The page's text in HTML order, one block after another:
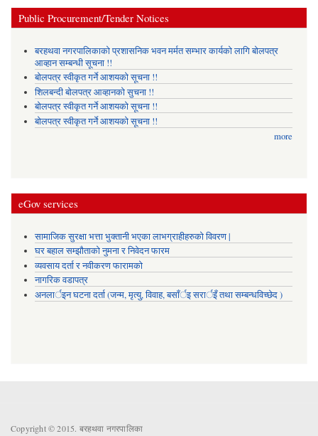
Public Procurement/Tender Notices
बरहथवा नगरपालिकाको प्रशासनिक भवन मर्मत सम्भार कार्यको लागि बोलपत्र
आव्हान सम्बन्धी सूचना !!
बोलपत्र स्वीकृत गर्ने आशयको सूचना !!
शिलबन्दी बोलपत्र आव्हानको सुचना !!
बोलपत्र स्वीकृत गर्ने आशयको सूचना !!
बोलपत्र स्वीकृत गर्ने आशयको सूचना !!
more
eGov services
सामाजिक सुरक्षा भत्ता भुक्तानी भएका लाभग्राहीहरुको विवरण |
घर बहाल सम्झौताको नुमना र निवेदन फारम
व्यवसाय दर्ता र नवीकरण फारामको
नागरिक वडापत्र
अनलार्इन घटना दर्ता (जन्म, मृत्यु, विवाह, बसाँर्इ सरार्इँ तथा सम्बन्धविच्छेद )
Copyright © 2015. बरहथवा नगरपालिका